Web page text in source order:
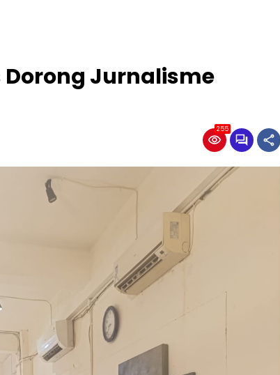
Dorong Jurnalisme
255